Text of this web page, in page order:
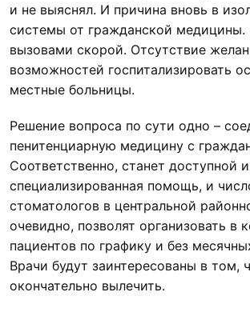
и не выяснял. И причина вновь в
системы от гражданской медицины.
вызовами скорой. Отсутствие
возможностей госпитализировать
местные больницы.
Решение вопроса по сути одно –
пенитенциарную медицину с
Соответственно, станет доступной и
специализированная помощь, и
стоматологов в центральной
очевидно, позволят организовать в
пациентов по графику и без
Врачи будут заинтересованы в том,
окончательно вылечить.